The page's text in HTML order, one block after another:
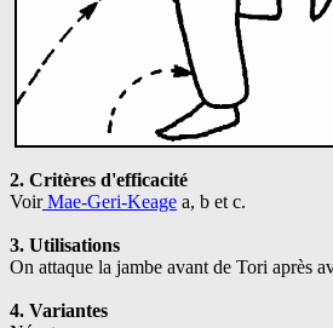
2. Critères d'efficacité
VoirMae-Geri-Keage a, b et c.
3. Utilisations
On attaque la jambe avant de Tori après
4. Variantes